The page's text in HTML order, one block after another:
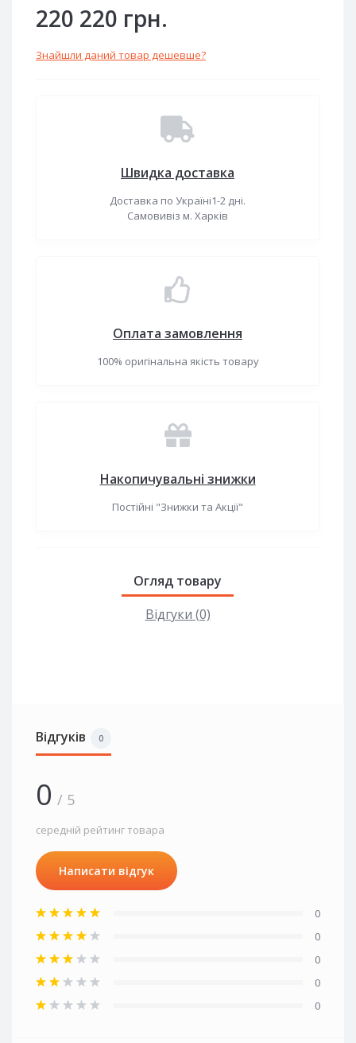
220 220 грн.
Знайшли даний товар дешевше?
Швидка доставка
Доставка по Україні1-2 дні.
Самовивіз м. Харків
Оплата замовлення
100% оригінальна якість товару
Накопичувальні знижки
Постійні "Знижки та Акції"
Огляд товару
Відгуки (0)
Відгуків 0
0 / 5
середній рейтинг товара
Написати відгук
0
0
0
0
0